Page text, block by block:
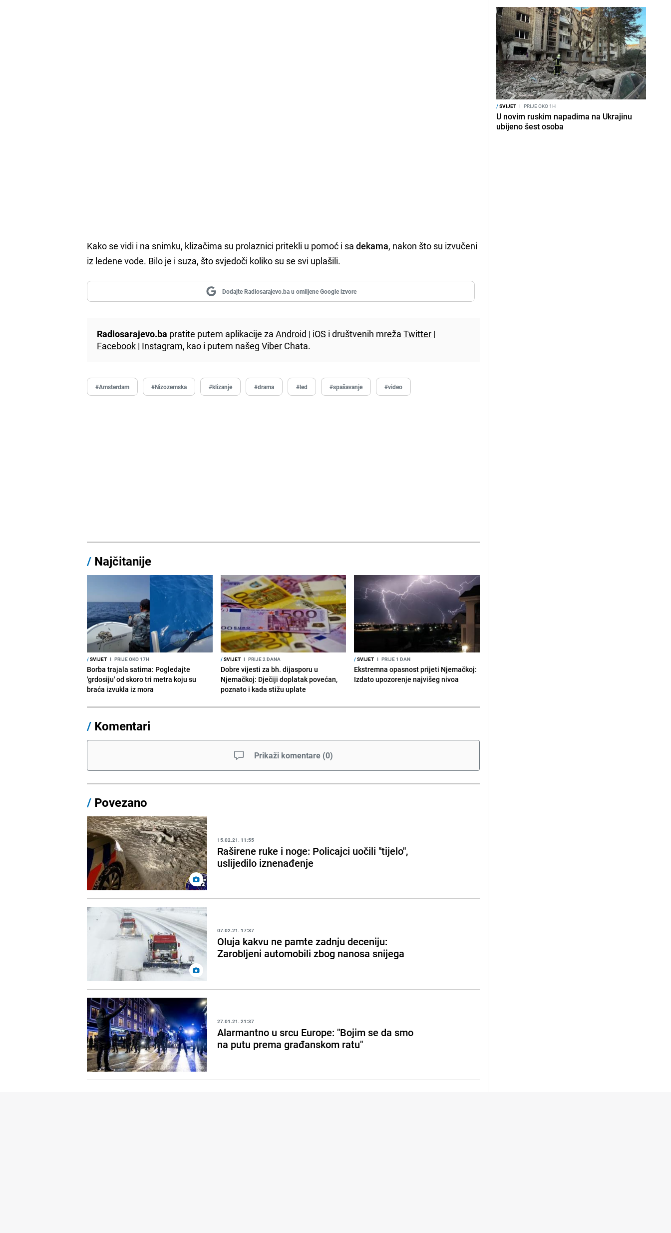
Kako se vidi i na snimku, klizačima su prolaznici pritekli u pomoć i sadekama, nakon što su izvučeni
iz ledene vode. Bilo je i suza, što svjedoči koliko su se svi uplašili.
Dodajte Radiosarajevo.ba u omiljene Google izvore
Radiosarajevo.ba pratite putem aplikacije zaAndroid | iOS i društvenih mrežaTwitter |
Facebook | Instagram, kao i putem našegViber Chata.
#Amsterdam #Nizozemska #klizanje #drama #led #spašavanje #video
/ Najčitanije
/SVIJET I PRIJE OKO 17H
Borba trajala satima: Pogledajte
'grdosiju' od skoro tri metra koju su
braća izvukla iz mora
/SVIJET I PRIJE 2 DANA
Dobre vijesti za bh. dijasporu u
Njemačkoj: Dječiji doplatak povećan,
poznato i kada stižu uplate
/SVIJET I PRIJE 1 DAN
Ekstremna opasnost prijeti Njemačkoj:
Izdato upozorenje najvišeg nivoa
/ Komentari
Prikaži komentare (0)
/ Povezano
15.02.21. 11:55
Raširene ruke i noge: Policajci uočili "tijelo",
uslijedilo iznenađenje
07.02.21. 17:37
Oluja kakvu ne pamte zadnju deceniju:
Zarobljeni automobili zbog nanosa snijega
27.01.21. 21:37
Alarmantno u srcu Europe: "Bojim se da smo
na putu prema građanskom ratu"
/SVIJET I PRIJE OKO 1H
U novim ruskim napadima na Ukrajinu
ubijeno šest osoba